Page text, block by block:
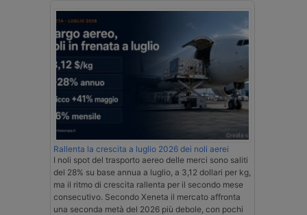
Rallenta la crescita a luglio 2026 dei noli aerei
I noli spot del trasporto aereo delle merci sono saliti
del 28% su base annua a luglio, a 3,12 dollari per kg,
ma il ritmo di crescita rallenta per il secondo mese
consecutivo. Secondo Xeneta il mercato affronta
una seconda metà del 2026 più debole, con pochi